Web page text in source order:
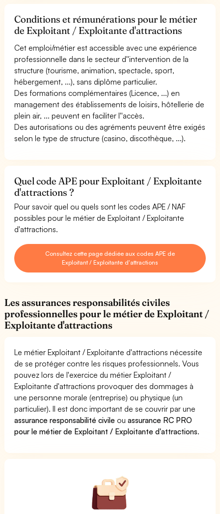
Conditions et rémunérations pour le métier
de Exploitant / Exploitante d'attractions
Cet emploi/métier est accessible avec une expérience
professionnelle dans le secteur d''intervention de la
structure (tourisme, animation, spectacle, sport,
hébergement, ...), sans diplôme particulier.
Des formations complémentaires (Licence, ...) en
management des établissements de loisirs, hôtellerie de
plein air, ... peuvent en faciliter l''accès.
Des autorisations ou des agréments peuvent être exigés
selon le type de structure (casino, discothèque, ...).
Quel code APE pour Exploitant / Exploitante
d'attractions ?
Pour savoir quel ou quels sont les codes APE / NAF
possibles pour le métier de Exploitant / Exploitante
d'attractions.
Consultez cette page dédiée aux codes APE de
Exploitant / Exploitante d'attractions
Les assurances responsabilités civiles
professionnelles pour le métier de Exploitant /
Exploitante d'attractions
Le métier Exploitant / Exploitante d'attractions nécessite
de se protéger contre les risques professionnels. Vous
pouvez lors de l'exercice du métier Exploitant /
Exploitante d'attractions provoquer des dommages à
une personne morale (entreprise) ou physique (un
particulier). Il est donc important de se couvrir par une
assurance responsabilité civile ouassurance RC PRO
pour le métier de Exploitant / Exploitante d'attractions.